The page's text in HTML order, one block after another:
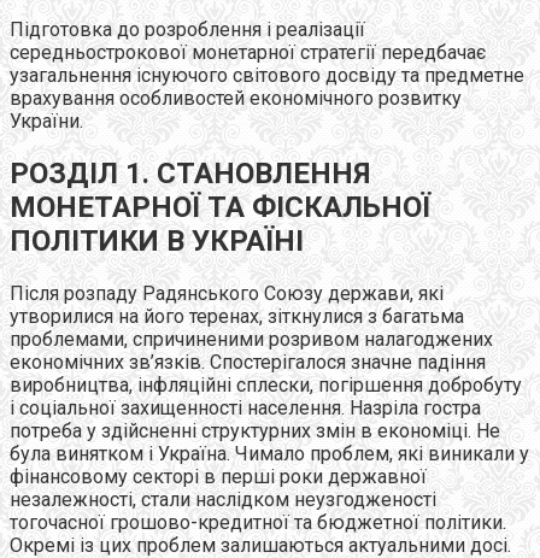
Підготовка до розроблення і реалізації
середньострокової монетарної стратегії передбачає
узагальнення існуючого світового досвіду та предметне
врахування особливостей економічного розвитку
України.
РОЗДІЛ 1. СТАНОВЛЕННЯ
МОНЕТАРНОЇ ТА ФІСКАЛЬНОЇ
ПОЛІТИКИ В УКРАЇНІ
Після розпаду Радянського Союзу держави, які
утворилися на його теренах, зіткнулися з багатьма
проблемами, спричиненими розривом налагоджених
економічних зв’язків. Спостерігалося значне падіння
виробництва, інфляційні сплески, погіршення добробуту
і соціальної захищенності населення. Назріла гостра
потреба у здійсненні структурних змін в економіці. Не
була винятком і Україна. Чимало проблем, які виникали у
фінансовому секторі в перші роки державної
незалежності, стали наслідком неузгодженості
тогочасної грошово-кредитної та бюджетної політики.
Окремі із цих проблем залишаються актуальними досі.